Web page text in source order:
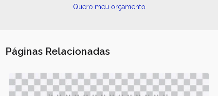
Quero meu orçamento
Páginas Relacionadas